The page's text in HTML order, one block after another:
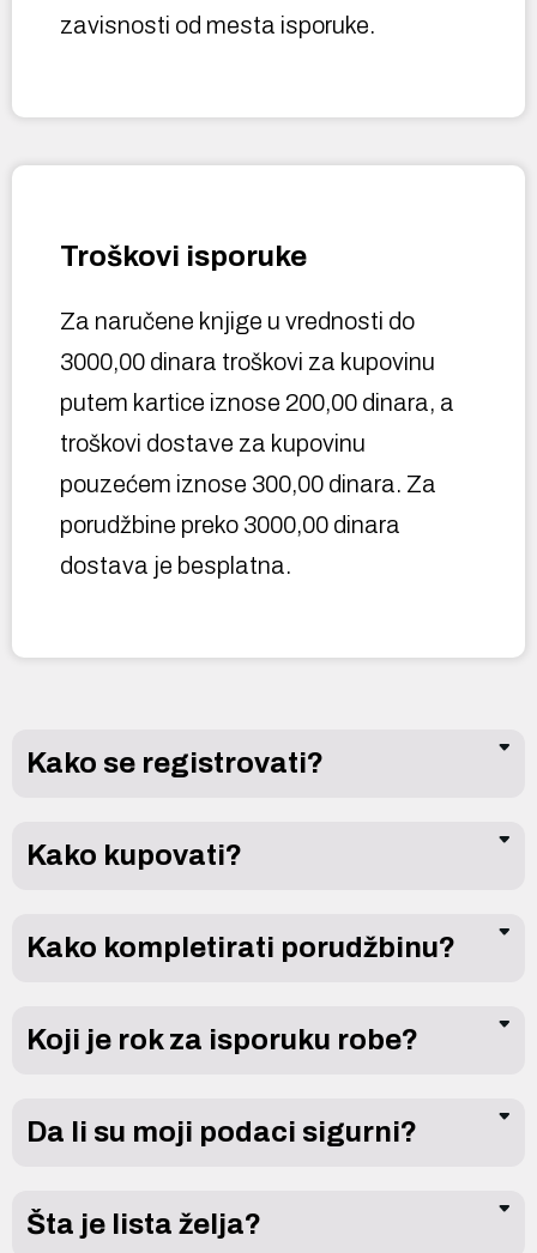
zavisnosti od mesta isporuke.
Troškovi isporuke
Za naručene knjige u vrednosti do
3000,00 dinara troškovi za kupovinu
putem kartice iznose 200,00 dinara, a
troškovi dostave za kupovinu
pouzećem iznose 300,00 dinara. Za
porudžbine preko 3000,00 dinara
dostava je besplatna.
Kako se registrovati?
Kako kupovati?
Kako kompletirati porudžbinu?
Koji je rok za isporuku robe?
Da li su moji podaci sigurni?
Šta je lista želja?